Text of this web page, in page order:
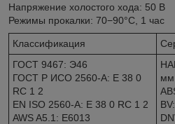
Напряжение холостого хода: 50 В
Режимы прокалки: 70−90°С, 1 час
Классификация
ГОСТ 9467: Э46
ГОСТ Р ИСО 2560-A: E 38 0
RC 1 2
EN ISO 2560-A: E 38 0 RC 1 2
AWS A5.1: E6013
мм